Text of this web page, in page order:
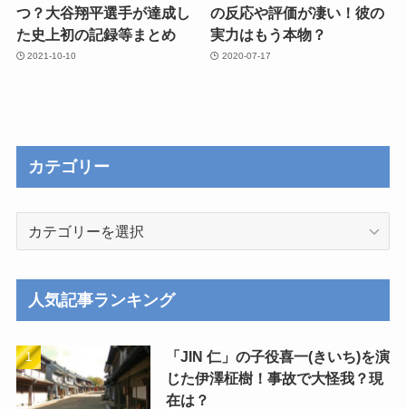
つ？大谷翔平選手が達成し
た史上初の記録等まとめ
2021-10-10
の反応や評価が凄い！彼の
実力はもう本物？
2020-07-17
カテゴリー
ー
人気記事ランキング
「JIN 仁」の子役喜一(きいち)を演
じた伊澤柾樹！事故で大怪我？現
在は？